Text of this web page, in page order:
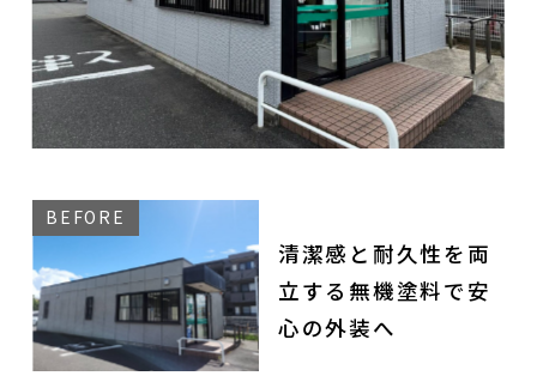
清潔感と耐久性を両
立する無機塗料で安
心の外装へ